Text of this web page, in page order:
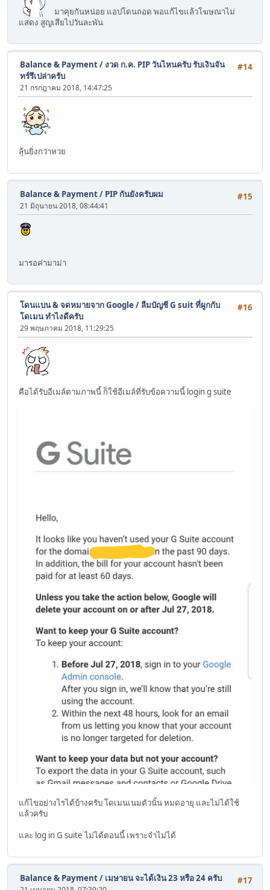
มาคุยกันหน่อย แอปโดนถอด พอแก้ไขแล้วโฆษณาไม่
แสดง สูญเสียไปวันละพัน
#14
Balance & Payment/ งวด ก.ค. PIP วันไหนครับ รับเงินจัน
ทร์รึเปล่าครับ
21 กรกฎาคม 2018, 14:47:25
ลุ้นยิ่งกว่าหวย
#15
Balance & Payment/ PIP กันยังครับผม
21 มิถุนายน 2018, 08:44:41
มารอค่ามาม่า
#16
โดนแบน & จดหมายจาก Google/ ลืมบัญชี G suit ที่ผูกกับ
โดเมน ทำไงดีครับ
29 พฤษภาคม 2018, 11:29:25
คือได้รับอีเมล์ตามภาพนี้ ก็ใช้อีเมล์ที่รับข้อความนี้ login g suite
แก้ไขอย่างไรได้บ้างครับ โดเมนเนมตัวนั้น หมดอายุ และไม่ได้ใช้
แล้วครับ
และ log in G suite ไม่ได้ตอนนี้ เพราะจำไม่ได้
#17
Balance & Payment/ เมษายน จะได้เงิน 23 หรือ 24 ครับ